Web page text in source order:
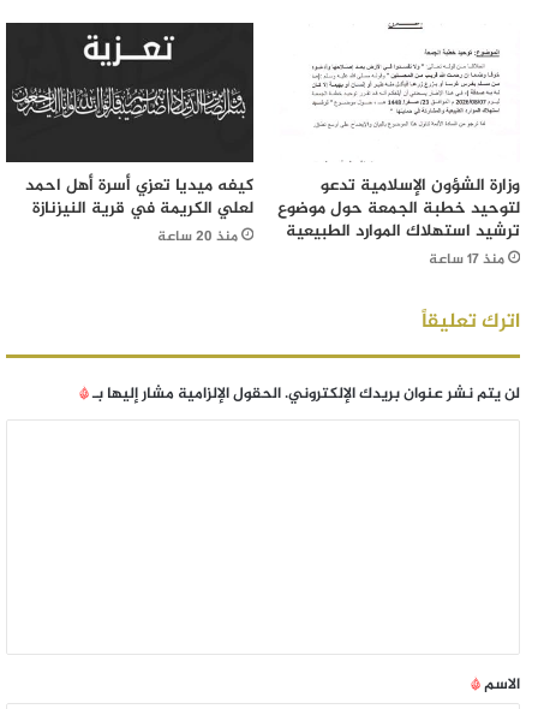
وزارة الشؤون الإسلامية تدعو
لتوحيد خطبة الجمعة حول موضوع
ترشيد استهلاك الموارد الطبيعية
منذ 17 ساعة
كيفه ميديا تعزي أسرة أهل احمد
لعلي الكريمة في قرية النيزنازة
منذ 20 ساعة
اترك تعليقاً
لن يتم نشر عنوان بريدك الإلكتروني.الحقول الإلزامية مشار إليها بـ*
الاسم*